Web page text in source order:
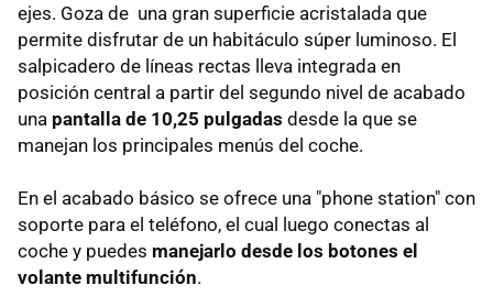
ejes. Goza de una gran superficie acristalada que
permite disfrutar de un habitáculo súper luminoso. El
salpicadero de líneas rectas lleva integrada en
posición central a partir del segundo nivel de acabado
una pantalla de 10,25 pulgadas desde la que se
manejan los principales menús del coche.
En el acabado básico se ofrece una "phone station" con
soporte para el teléfono, el cual luego conectas al
coche y puedes manejarlo desde los botones el
volante multifunción.